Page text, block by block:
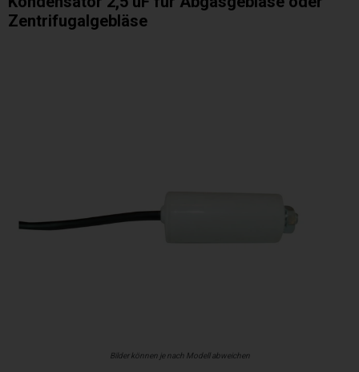
Zentrifugalgebläse
Bilder können je nach Modell abweichen